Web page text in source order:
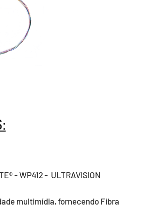
- WP412 - ULTRAVISION
multimídia, fornecendo Fibra